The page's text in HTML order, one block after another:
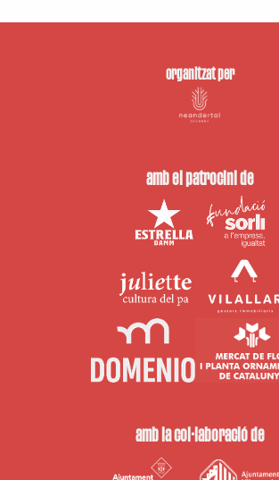
organitzat per
amb el patrocini de
amb la col·laboració de